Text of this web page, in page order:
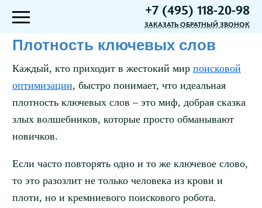
+7 (495) 118-20-98
ЗАКАЗАТЬ ОБРАТНЫЙ ЗВОНОК
Плотность ключевых слов
Каждый, кто приходит в жестокий мир поисковой
оптимизации, быстро понимает, что идеальная
плотность ключевых слов – это миф, добрая сказка
злых волшебников, которые просто обманывают
новичков.
Если часто повторять одно и то же ключевое слово,
то это разозлит не только человека из крови и
плоти, но и кремниевого поискового робота.